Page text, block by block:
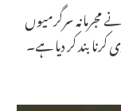
مجرمانہ سرگرمیوں
بند کر دیا ہے۔